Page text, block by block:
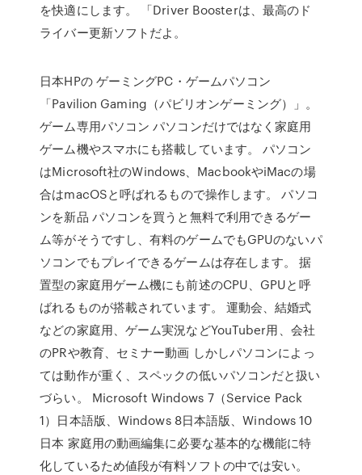
を快適にします。 「Driver Boosterは、最高のド
ライバー更新ソフトだよ。
日本HPの ゲーミングPC・ゲームパソコン
「Pavilion Gaming（パビリオンゲーミング）」。
ゲーム専用パソコン パソコンだけではなく家庭用
ゲーム機やスマホにも搭載しています。 パソコン
はMicrosoft社のWindows、MacbookやiMacの場
合はmacOSと呼ばれるもので操作します。 パソコ
ンを新品 パソコンを買うと無料で利用できるゲー
ム等がそうですし、有料のゲームでもGPUのないパ
ソコンでもプレイできるゲームは存在します。 据
置型の家庭用ゲーム機にも前述のCPU、GPUと呼
ばれるものが搭載されています。 運動会、結婚式
などの家庭用、ゲーム実況などYouTuber用、会社
のPRや教育、セミナー動画 しかしパソコンによっ
ては動作が重く、スペックの低いパソコンだと扱い
づらい。 Microsoft Windows 7（Service Pack
1）日本語版、Windows 8日本語版、Windows 10
日本 家庭用の動画編集に必要な基本的な機能に特
化しているため値段が有料ソフトの中では安い。